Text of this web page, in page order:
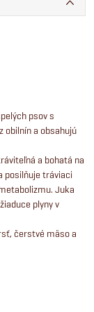
psov s
obilnín a obsahujú
a bohatá na
posilňuje tráviaci
Juka
plyny v
čerstvé mäso a